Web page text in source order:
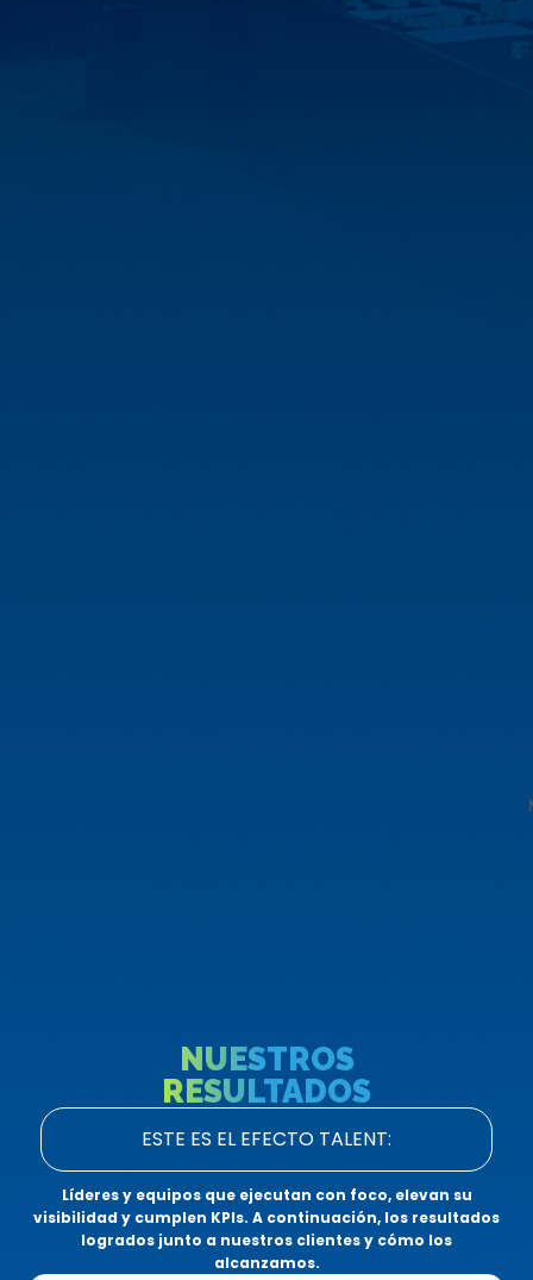
NUESTROS
RESULTADOS
ESTE ES EL EFECTO TALENT:
Líderes y equipos que ejecutan con foco, elevan su
visibilidad y cumplen KPIs. A continuación, los resultados
logrados junto a nuestros clientes y cómo los
alcanzamos.